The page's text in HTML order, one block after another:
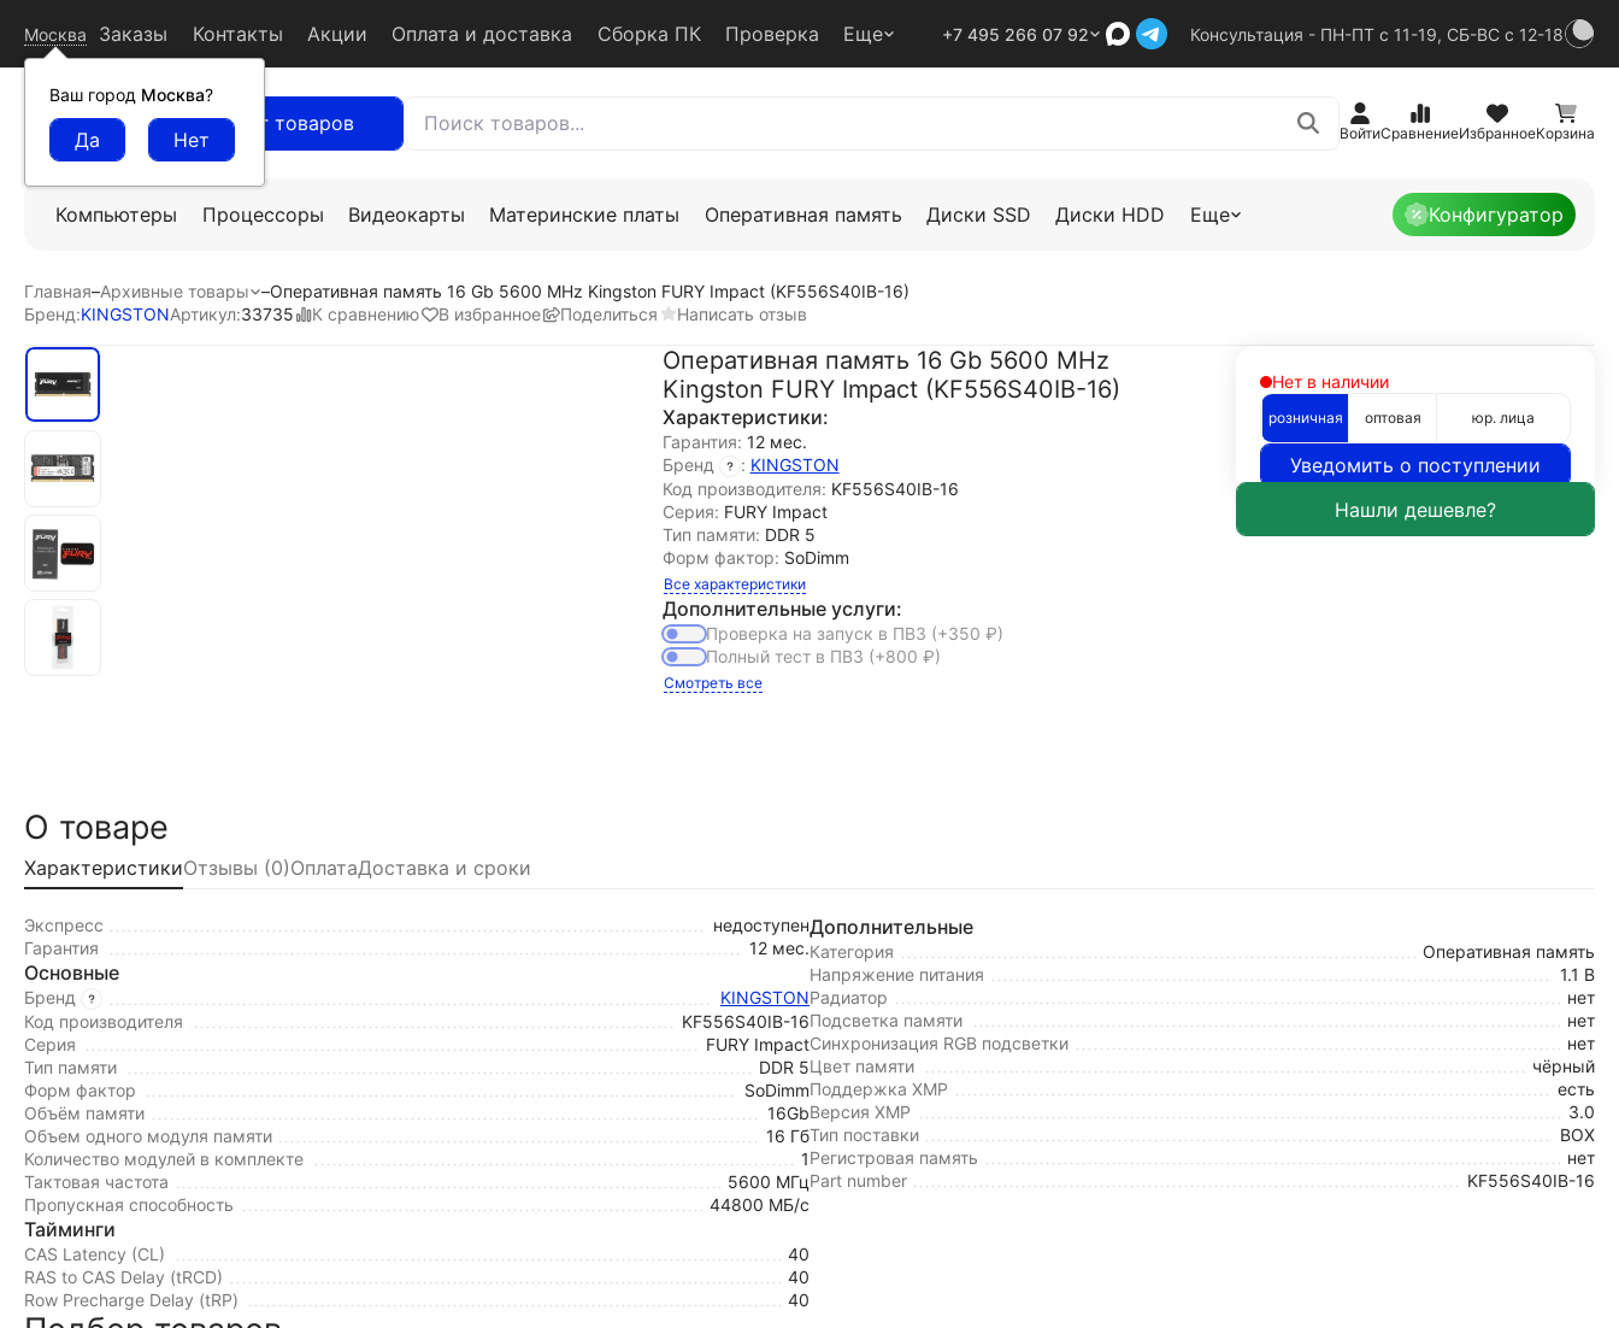
Москва
Ваш город Москва?
Заказы Контакты Акции Оплата и доставка Сборка ПК Проверка Еще +7 495 266 07 92 Консультация - ПН-ПТ с 11-19, СБ-ВС с 12-18
Каталог товаров ВойтиСравнениеИзбранноеКорзина
Компьютеры Процессоры Видеокарты Материнские платы Оперативная память Диски SSD Диски HDD Еще Конфигуратор
Главная–Архивные товары –Оперативная память 16 Gb 5600 MHz Kingston FURY Impact (KF556S40IB-16)
Бренд:KINGSTONАртикул:33735 К сравнению В избранное Поделиться Написать отзыв
Оперативная память 16 Gb 5600 MHz
Kingston FURY Impact (KF556S40IB-16)
Характеристики:
Гарантия: 12 мес.
Бренд
: KINGSTON
Код производителя: KF556S40IB-16
Серия: FURY Impact
Тип памяти: DDR 5
Форм фактор: SoDimm
Все характеристики
Дополнительные услуги:
Проверка на запуск в ПВЗ (+350 ₽)
Полный тест в ПВЗ (+800 ₽)
Смотреть все
Нет в наличии
розничная оптовая юр. лица
Уведомить о поступлении
О товаре
ХарактеристикиОтзывы (0)ОплатаДоставка и сроки
Экспресс
недоступен
Гарантия
12 мес.
Основные
Бренд
KINGSTON
Код производителя
KF556S40IB-16
Серия
FURY Impact
Тип памяти
DDR 5
Форм фактор
SoDimm
Объём памяти
16Gb
Объем одного модуля памяти
16 Гб
Количество модулей в комплекте
1
Тактовая частота
5600 МГц
Пропускная способность
44800 МБ/с
Тайминги
CAS Latency (CL)
40
RAS to CAS Delay (tRCD)
40
Row Precharge Delay (tRP)
40
Дополнительные
Категория
Оперативная память
Напряжение питания
1.1 В
Радиатор
нет
Подсветка памяти
нет
Синхронизация RGB подсветки
нет
Цвет памяти
чёрный
Поддержка XMP
есть
Версия XMP
3.0
Тип поставки
BOX
Регистровая память
нет
Part number
KF556S40IB-16